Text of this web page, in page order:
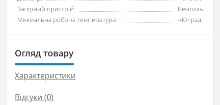
Запірний пристрій:
Вентиль
Мінімальна робоча температура:
-40 град.
Огляд товару
Характеристики
Відгуки (0)